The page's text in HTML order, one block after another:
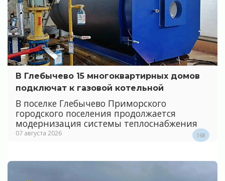
В Глебычево 15 многоквартирных домов
подключат к газовой котельной
В поселке Глебычево Приморского
городского поселения продолжается
модернизация системы теплоснабжения
07 августа 2026 168